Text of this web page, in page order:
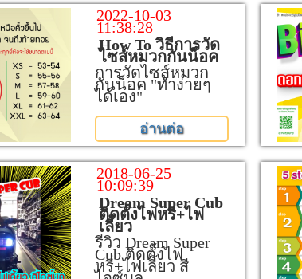
2022-10-03
11:38:28
How To วิธีการวัด
ไซส์หมวกกันน็อค
การวัดไซส์หมวก
กันน็อค "ทำง่ายๆ
ได้เอง"
อ่านต่อ
2018-06-25
10:09:39
Dream Super Cub
ติดตั้งไฟหรี่+ไฟ
เลี้ยว
รีวิว Dream Super
Cub ติดตั้งไฟ
หรี่+ไฟเลี้ยว สี